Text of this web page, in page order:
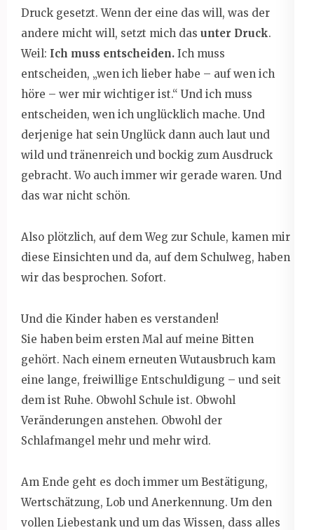
Druck gesetzt. Wenn der eine das will, was der
andere micht will, setzt mich das unter Druck.
Weil: Ich muss entscheiden. Ich muss
entscheiden, „wen ich lieber habe – auf wen ich
höre – wer mir wichtiger ist.“ Und ich muss
entscheiden, wen ich unglücklich mache. Und
derjenige hat sein Unglück dann auch laut und
wild und tränenreich und bockig zum Ausdruck
gebracht. Wo auch immer wir gerade waren. Und
das war nicht schön.
Also plötzlich, auf dem Weg zur Schule, kamen mir
diese Einsichten und da, auf dem Schulweg, haben
wir das besprochen. Sofort.
Und die Kinder haben es verstanden!
Sie haben beim ersten Mal auf meine Bitten
gehört. Nach einem erneuten Wutausbruch kam
eine lange, freiwillige Entschuldigung – und seit
dem ist Ruhe. Obwohl Schule ist. Obwohl
Veränderungen anstehen. Obwohl der
Schlafmangel mehr und mehr wird.
Am Ende geht es doch immer um Bestätigung,
Wertschätzung, Lob und Anerkennung. Um den
vollen Liebestank und um das Wissen, dass alles